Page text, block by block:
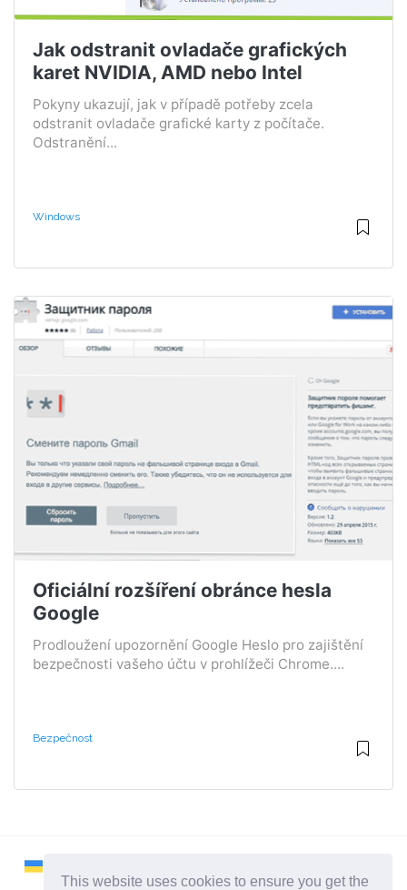
This website uses cookies to ensure you get the
Jak odstranit ovladače grafických
karet NVIDIA, AMD nebo Intel
Pokyny ukazují, jak v případě potřeby zcela
odstranit ovladače grafické karty z počítače.
Odstranění...
Windows
Oficiální rozšíření obránce hesla
Google
Prodloužení upozornění Google Heslo pro zajištění
bezpečnosti vašeho účtu v prohlížeči Chrome....
Bezpečnost